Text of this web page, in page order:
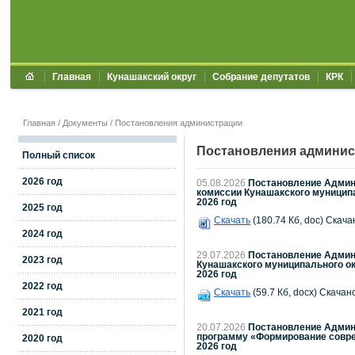
Главная Кунашакский округ Собрание депутатов КРК
Главная / Документы / Постановления администрации
Полный список
2026 год
2025 год
2024 год
2023 год
2022 год
2021 год
2020 год
Постановления
05.08.2026 Постановление
комиссии Кунашакского
2026 год
Скачать (180.74 Кб, doc)
29.07.2026 Постановление
Кунашакского муниципального
2026 год
Скачать (59.7 Кб, docx)
20.07.2026 Постановление
программу «Формирование
2026 год